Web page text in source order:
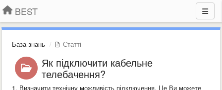
BEST
База знань Статті
Як підключити кабельне
телебачення?
1. Визначити технічну можливість підключення. Це Ви можете